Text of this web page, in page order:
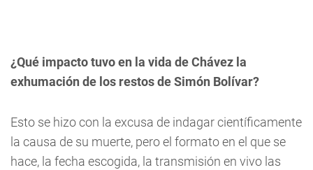
¿Qué impacto tuvo en la vida de Chávez la
exhumación de los restos de Simón Bolívar?
Esto se hizo con la excusa de indagar científicamente
la causa de su muerte, pero el formato en el que se
hace, la fecha escogida, la transmisión en vivo las